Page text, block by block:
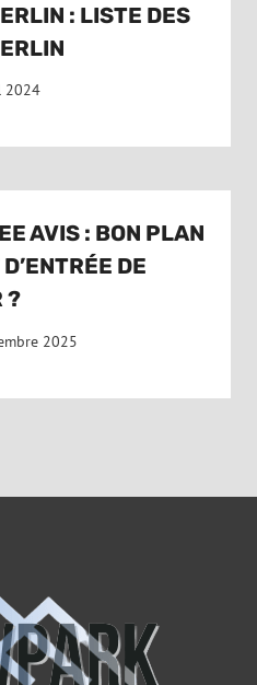
: LISTE DES
2024
AVIS : BON PLAN
DE
?
2025